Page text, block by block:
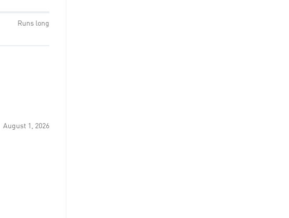
Runs long
August 1, 2026